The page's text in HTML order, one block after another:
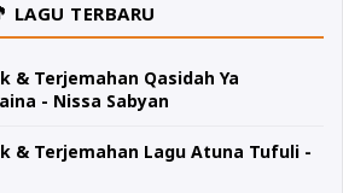
LAGU TERBARU
& Terjemahan Qasidah Ya
- Nissa Sabyan
& Terjemahan Lagu Atuna Tufuli -